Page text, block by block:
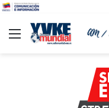
Menu